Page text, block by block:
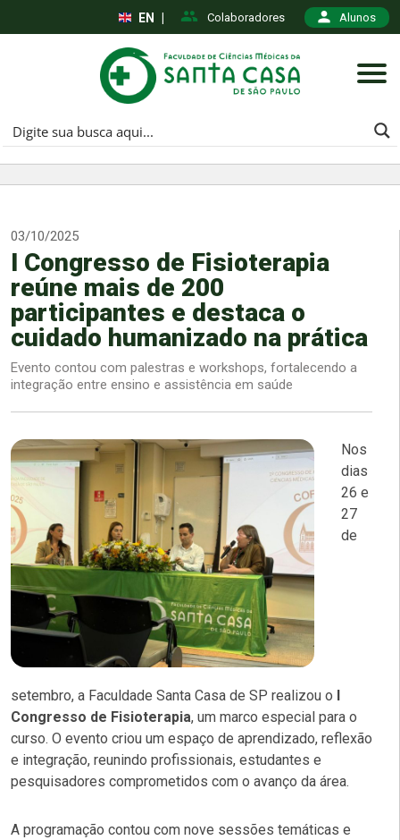
Colaboradores Alunos
EN
03/10/2025
I Congresso de Fisioterapia
reúne mais de 200
participantes e destaca o
cuidado humanizado na prática
Evento contou com palestras e workshops, fortalecendo a
integração entre ensino e assistência em saúde
Nos
dias
26 e
27
de
setembro, a Faculdade Santa Casa de SP realizou o I
Congresso de Fisioterapia, um marco especial para o
curso. O evento criou um espaço de aprendizado, reflexão
e integração, reunindo profissionais, estudantes e
pesquisadores comprometidos com o avanço da área.
A programação contou com nove sessões temáticas e